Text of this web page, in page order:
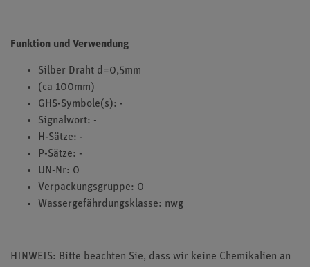
Funktion und Verwendung
Silber Draht d=0,5mm
(ca 100mm)
GHS-Symbole(s): -
Signalwort: -
H-Sätze: -
P-Sätze: -
UN-Nr: 0
Verpackungsgruppe: 0
Wassergefährdungsklasse: nwg
HINWEIS: Bitte beachten Sie, dass wir keine Chemikalien an